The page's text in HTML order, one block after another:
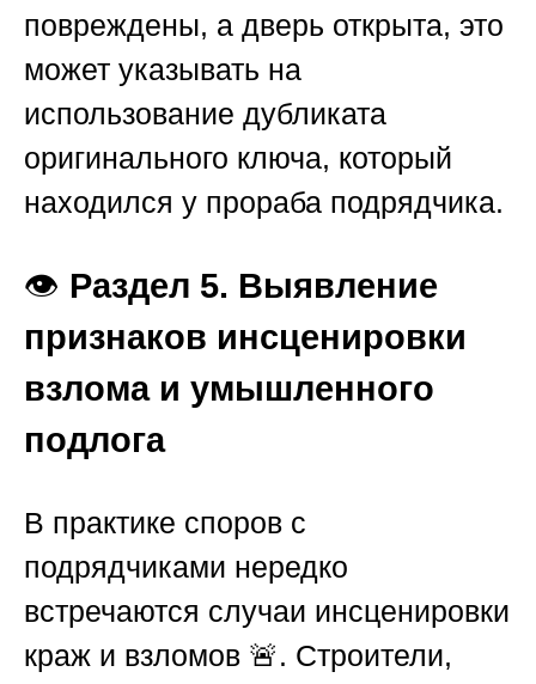
повреждены, а дверь открыта, это
может указывать на
использование дубликата
оригинального ключа, который
находился у прораба подрядчика.
👁️ Раздел 5. Выявление
признаков инсценировки
взлома и умышленного
подлога
В практике споров с
подрядчиками нередко
встречаются случаи инсценировки
краж и взломов 🚨. Строители,